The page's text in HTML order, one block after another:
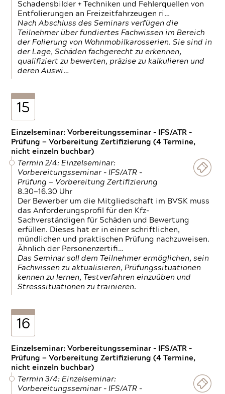
Schadensbilder + Techniken und Fehlerquellen von
Entfolierungen an Freizeitfahrzeugen ri…
Nach Abschluss des Seminars verfügen die
Teilnehmer über fundiertes Fachwissen im Bereich
der Folierung von Wohnmobilkarosserien. Sie sind in
der Lage, Schäden fachgerecht zu erkennen,
qualifiziert zu bewerten, präzise zu kalkulieren und
deren Auswi…
15
Einzelseminar: Vorbereitungsseminar - IFS/ATR -
Prüfung — Vorbereitung Zertifizierung (4 Termine,
nicht einzeln buchbar)
Termin 2/4: Einzelseminar:
Vorbereitungsseminar - IFS/ATR -
Prüfung — Vorbereitung Zertifizierung
8.30—16.30 Uhr
Der Bewerber um die Mitgliedschaft im BVSK muss
das Anforderungsprofil für den Kfz-
Sachverständigen für Schäden und Bewertung
erfüllen. Dieses hat er in einer schriftlichen,
mündlichen und praktischen Prüfung nachzuweisen.
Ähnlich der Personenzertifi…
Das Seminar soll dem Teilnehmer ermöglichen, sein
Fachwissen zu aktualisieren, Prüfungssituationen
kennen zu lernen, Testverfahren einzuüben und
Stresssituationen zu trainieren.
16
Einzelseminar: Vorbereitungsseminar - IFS/ATR -
Prüfung — Vorbereitung Zertifizierung (4 Termine,
nicht einzeln buchbar)
Termin 3/4: Einzelseminar:
Vorbereitungsseminar - IFS/ATR -